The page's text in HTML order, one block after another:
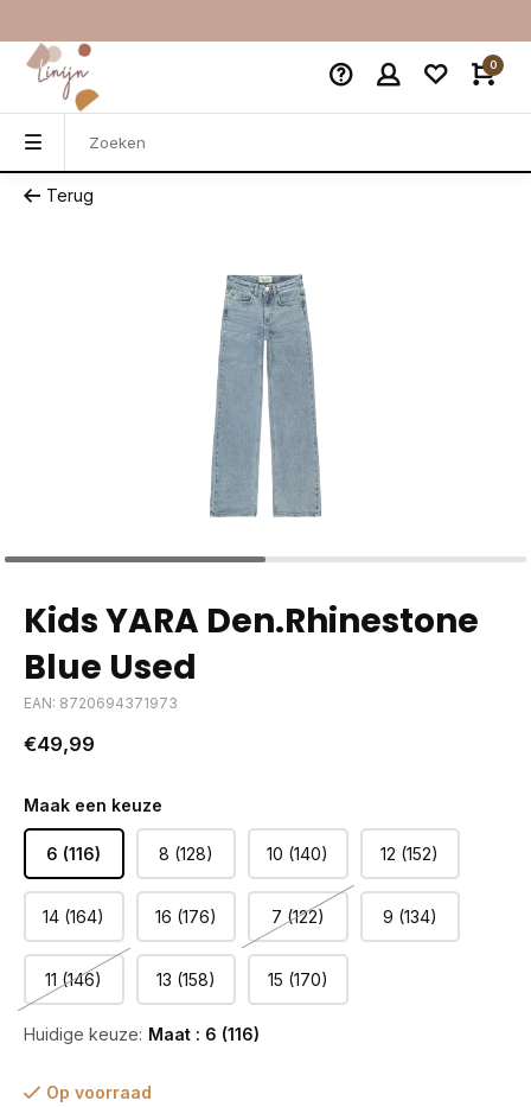
0
Terug
Kids YARA Den.Rhinestone
Blue Used
EAN: 8720694371973
€49,99
Maak een keuze
6 (116) 8 (128) 10 (140) 12 (152)
14 (164) 16 (176) 7 (122) 9 (134)
11 (146) 13 (158) 15 (170)
Huidige keuze: Maat : 6 (116)
Op voorraad